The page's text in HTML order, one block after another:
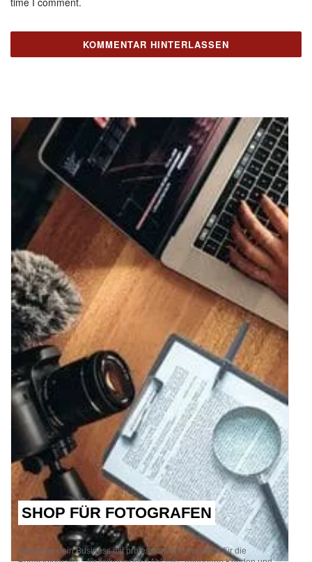
SHOP FÜR FOTOGRAFEN
Optimiere dein Business mit professionellen Vorlagen für die